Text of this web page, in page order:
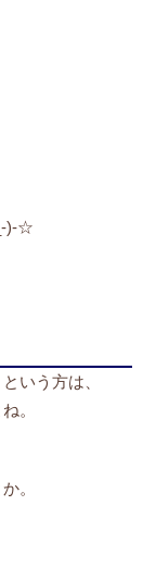
)-☆
いう方は、
。
。